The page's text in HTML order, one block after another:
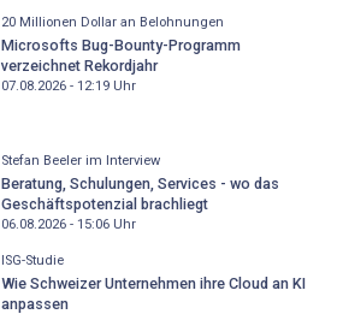
20 Millionen Dollar an Belohnungen
Microsofts Bug-Bounty-Programm
verzeichnet Rekordjahr
07.08.2026 - 12:19Uhr
Stefan Beeler im Interview
Beratung, Schulungen, Services - wo das
Geschäftspotenzial brachliegt
06.08.2026 - 15:06Uhr
ISG-Studie
Wie Schweizer Unternehmen ihre Cloud an KI
anpassen